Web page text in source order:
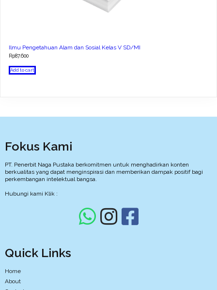
Ilmu Pengetahuan Alam dan Sosial Kelas V SD/MI
Rp87.600
Add to cart
Fokus Kami
PT. Penerbit Naga Pustaka berkomitmen untuk menghadirkan konten
berkualitas yang dapat menginspirasi dan memberikan dampak positif bagi
perkembangan intelektual bangsa.
Hubungi kami Klik :
Quick Links
Home
About